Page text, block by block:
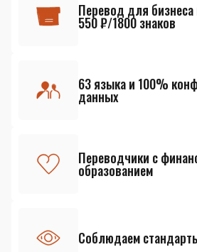
Перевод для
550 ₽/1800 знаков
63 языка и 100%
данных
Переводчики с
образованием
Соблюдаем